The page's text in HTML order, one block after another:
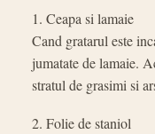
1. Ceapa si lamaie
Cand gratarul este
jumatate de lamaie.
stratul de grasimi si
2. Folie de staniol